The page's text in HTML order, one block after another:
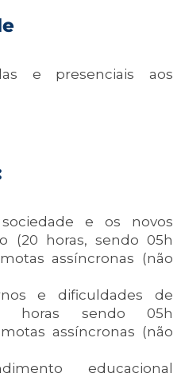
e presenciais aos
e os novos
(20 horas, sendo 05h
assíncronas (não
e dificuldades de
horas sendo 05h
assíncronas (não
educacional